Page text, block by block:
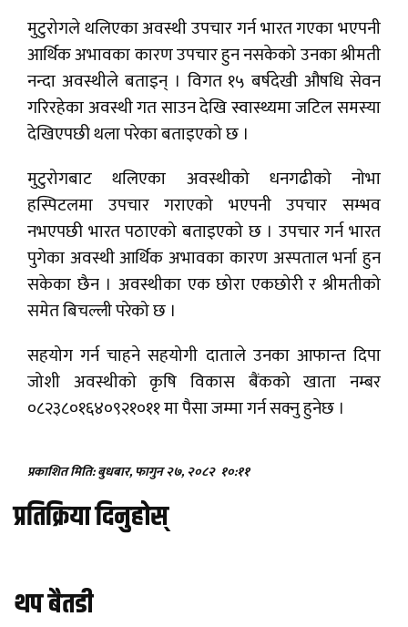
मुटुरोगले थलिएका अवस्थी उपचार गर्न भारत गएका भएपनी
आर्थिक अभावका कारण उपचार हुन नसकेको उनका श्रीमती
नन्दा अवस्थीले बताइन् । विगत १५ बर्षदेखी औषधि सेवन
गरिरहेका अवस्थी गत साउन देखि स्वास्थ्यमा जटिल समस्या
देखिएपछी थला परेका बताइएको छ ।
मुटुरोगबाट थलिएका अवस्थीको धनगढीको नोभा
हस्पिटलमा उपचार गराएको भएपनी उपचार सम्भव
नभएपछी भारत पठाएको बताइएको छ । उपचार गर्न भारत
पुगेका अवस्थी आर्थिक अभावका कारण अस्पताल भर्ना हुन
सकेका छैन । अवस्थीका एक छोरा एकछोरी र श्रीमतीको
समेत बिचल्ली परेको छ ।
सहयोग गर्न चाहने सहयोगी दाताले उनका आफान्त दिपा
जोशी अवस्थीको कृषि विकास बैंकको खाता नम्बर
०८२३८०१६४०९२१०११ मा पैसा जम्मा गर्न सक्नु हुनेछ ।
प्रकाशित मिति: बुधबार, फागुन २७, २०८२ १०:११
प्रतिक्रिया दिनुहोस्
थप बैतडी